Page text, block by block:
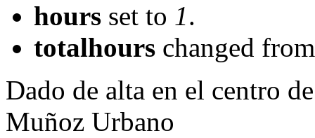
hours set to 1.
totalhours changed
Dado de alta en el centro
Muñoz Urbano